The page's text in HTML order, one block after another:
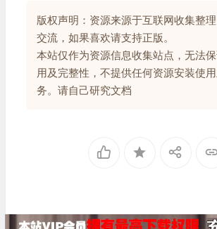
版权声明：资源来源于互联网收集整
交流，如果喜欢请支持正版。
本站仅作为资源信息收集站点，无法
用及完整性，不提供任何资源安装使
务。请自己研究文档